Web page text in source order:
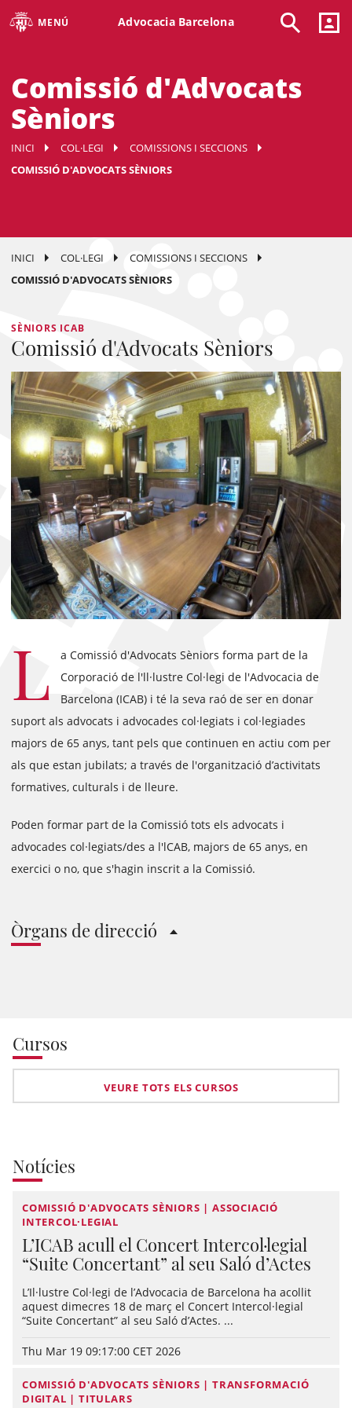
MENÚ Advocacia Barcelona
Comissió d'Advocats
Sèniors
INICI COL·LEGI
COMISSIONS I SECCIONS
COMISSIÓ D'ADVOCATS SÈNIORS
INICI COL·LEGI
COMISSIONS I SECCIONS
COMISSIÓ D'ADVOCATS SÈNIORS
SÈNIORS ICAB
Comissió d'Advocats Sèniors
L
a Comissió d'Advocats Sèniors forma part de la
Corporació de l'll·lustre Col·legi de l'Advocacia de
Barcelona (ICAB) i té la seva raó de ser en donar
suport als advocats i advocades col·legiats i col·legiades
majors de 65 anys, tant pels que continuen en actiu com per
als que estan jubilats; a través de l'organització d’activitats
formatives, culturals i de lleure.
Poden formar part de la Comissió tots els advocats i
advocades col·legiats/des a l'lCAB, majors de 65 anys, en
exercici o no, que s'hagin inscrit a la Comissió.
Òrgans de direcció
Cursos
VEURE TOTS ELS CURSOS
Notícies
COMISSIÓ D'ADVOCATS SÈNIORS | ASSOCIACIÓ
INTERCOL·LEGIAL
L’ICAB acull el Concert Intercol·legial
“Suite Concertant” al seu Saló d’Actes
L’Il·lustre Col·legi de l’Advocacia de Barcelona ha acollit
aquest dimecres 18 de març el Concert Intercol·legial
“Suite Concertant” al seu Saló d’Actes. ...
Thu Mar 19 09:17:00 CET 2026
COMISSIÓ D'ADVOCATS SÈNIORS | TRANSFORMACIÓ
DIGITAL | TITULARS